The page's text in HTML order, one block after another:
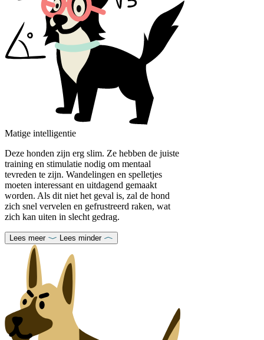
Matige intelligentie
Deze honden zijn erg slim. Ze hebben de juiste
training en stimulatie nodig om mentaal
tevreden te zijn. Wandelingen en spelletjes
moeten interessant en uitdagend gemaakt
worden. Als dit niet het geval is, zal de hond
zich snel vervelen en gefrustreerd raken, wat
zich kan uiten in slecht gedrag.
Lees meer Lees minder